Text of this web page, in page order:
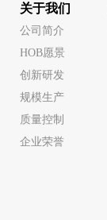
关于我们
公司简介
HOB愿景
创新研发
规模生产
质量控制
企业荣誉